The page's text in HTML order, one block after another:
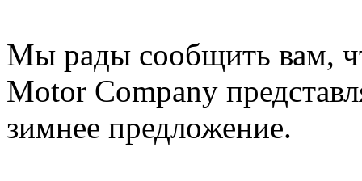
Мы рады сообщить вам,
Motor Company
зимнее предложение.